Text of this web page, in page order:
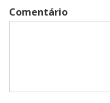
Comentário